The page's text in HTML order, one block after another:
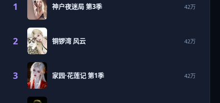
1 神户夜迷局 第3季 42万
2 铜锣湾 风云 42万
3 家园·花莲记 第1季 42万